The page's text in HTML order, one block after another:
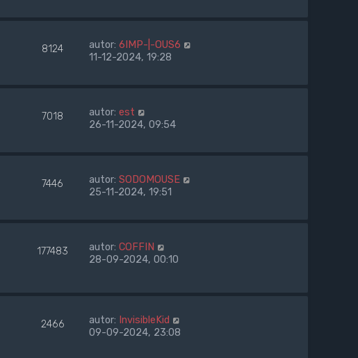
8124 autor: 6IMP-|-OUS6
11-12-2024, 19:28
7018 autor: est
26-11-2024, 09:54
7446 autor: SODOMOUSE
25-11-2024, 19:51
177483 autor: COFFIN
28-09-2024, 00:10
2466 autor: InvisibleKid
09-09-2024, 23:08